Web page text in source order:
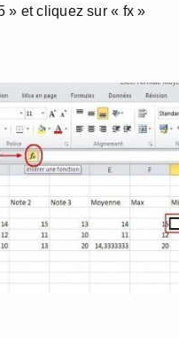
» et cliquez sur « fx »